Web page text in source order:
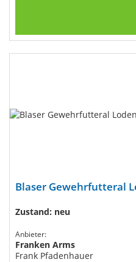
Blaser Gewehrfutteral
Zustand: neu
Anbieter:
Franken Arms
Frank Pfadenhauer